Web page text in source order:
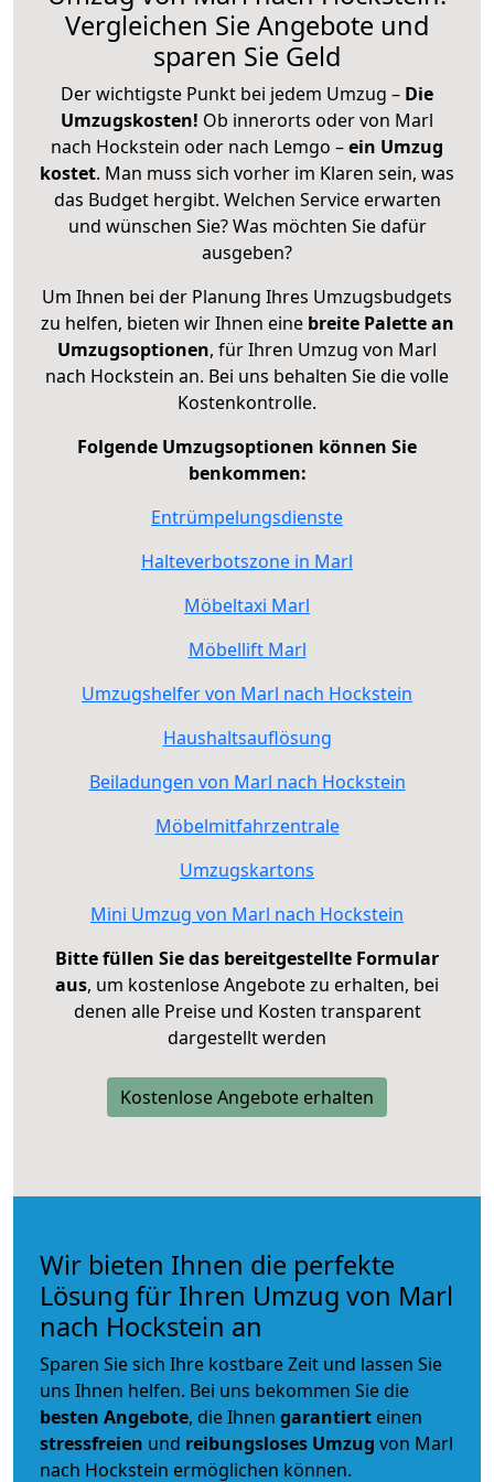
Vergleichen Sie Angebote und
sparen Sie Geld
Der wichtigste Punkt bei jedem Umzug – Die
Umzugskosten! Ob innerorts oder von Marl
nach Hockstein oder nach Lemgo –ein Umzug
kostet. Man muss sich vorher im Klaren sein, was
das Budget hergibt. Welchen Service erwarten
und wünschen Sie? Was möchten Sie dafür
ausgeben?
Um Ihnen bei der Planung Ihres Umzugsbudgets
zu helfen, bieten wir Ihnen eine breite Palette an
Umzugsoptionen, für Ihren Umzug von Marl
nach Hockstein an. Bei uns behalten Sie die volle
Kostenkontrolle.
Folgende Umzugsoptionen können Sie
benkommen:
Entrümpelungsdienste
Halteverbotszone in Marl
Möbeltaxi Marl
Möbellift Marl
Umzugshelfer von Marl nach Hockstein
Haushaltsauflösung
Beiladungen von Marl nach Hockstein
Möbelmitfahrzentrale
Umzugskartons
Mini Umzug von Marl nach Hockstein
Bitte füllen Sie das bereitgestellte Formular
aus, um kostenlose Angebote zu erhalten, bei
denen alle Preise und Kosten transparent
dargestellt werden
Kostenlose Angebote erhalten
Wir bieten Ihnen die perfekte
Lösung für Ihren Umzug von Marl
nach Hockstein an
Sparen Sie sich Ihre kostbare Zeit und lassen Sie
uns Ihnen helfen. Bei uns bekommen Sie die
besten Angebote, die Ihnen garantiert einen
stressfreien und reibungsloses Umzug von Marl
nach Hockstein ermöglichen können.